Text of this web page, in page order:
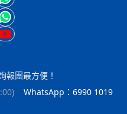
報團最方便！
)
WhatsApp：6990 1019